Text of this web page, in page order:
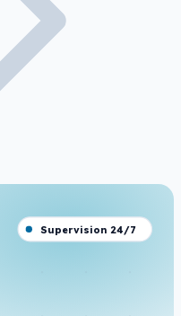
Supervision 24/7